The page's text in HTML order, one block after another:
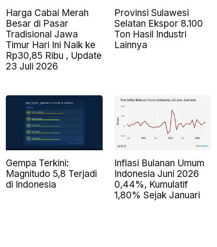
Harga Cabai Merah
Besar di Pasar
Tradisional Jawa
Timur Hari Ini Naik ke
Rp30,85 Ribu , Update
23 Juli 2026
Provinsi Sulawesi
Selatan Ekspor 8.100
Ton Hasil Industri
Lainnya
Gempa Terkini:
Magnitudo 5,8 Terjadi
di Indonesia
Inflasi Bulanan Umum
Indonesia Juni 2026
0,44%, Kumulatif
1,80% Sejak Januari